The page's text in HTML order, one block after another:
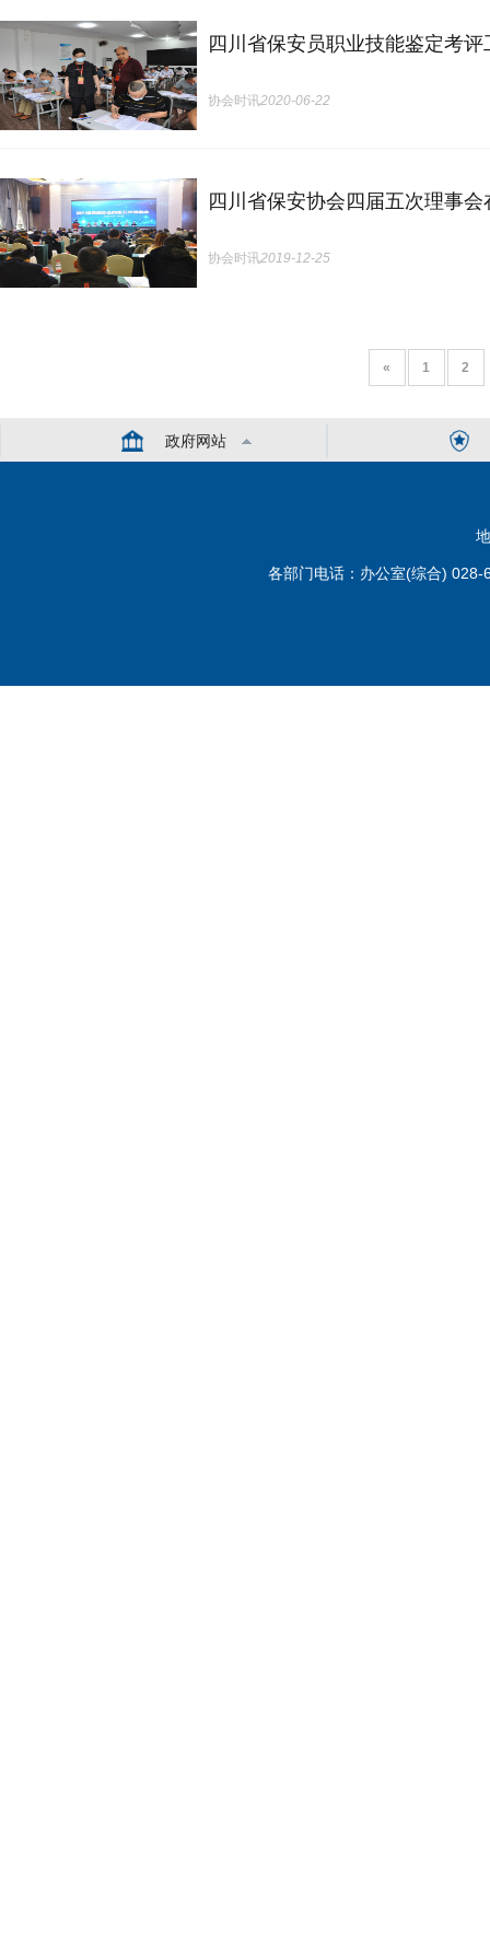
四川省保安员职业技能鉴定考
协会时讯2020-06-22
四川省保安协会四届五次理事
协会时讯2019-12-25
« 1 2
政府网站
各部门电话：办公室(综合)